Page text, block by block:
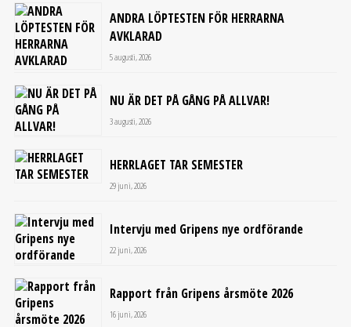
ANDRA LÖPTESTEN FÖR HERRARNA
AVKLARAD
5 augusti, 2026
NU ÄR DET PÅ GÅNG PÅ ALLVAR!
3 augusti, 2026
HERRLAGET TAR SEMESTER
29 juni, 2026
Intervju med Gripens nye ordförande
22 juni, 2026
Rapport från Gripens årsmöte 2026
16 juni, 2026